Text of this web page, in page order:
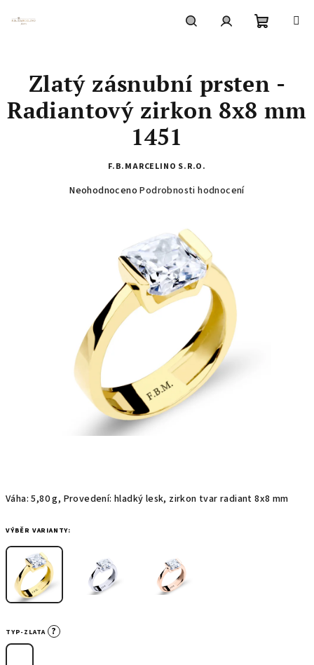
košík
Váha: 5,80 g, Provedení: hladký lesk, zirkon tvar radiant 8x8 mm
VÝBĚR VARIANTY:
TYP-ZLATA ?
Zlatý zásnubní prsten -
Radiantový zirkon 8x8 mm
1451
F.B.MARCELINO S.R.O.
Průměrné
hvězdiček.
Neohodnoceno Podrobnosti hodnocení